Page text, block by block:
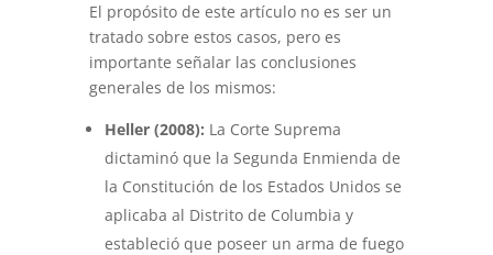
El propósito de este artículo no es ser un
tratado sobre estos casos, pero es
importante señalar las conclusiones
generales de los mismos:
Heller (2008): La Corte Suprema
dictaminó que la Segunda Enmienda de
la Constitución de los Estados Unidos se
aplicaba al Distrito de Columbia y
estableció que poseer un arma de fuego